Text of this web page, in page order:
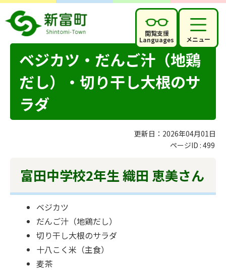
閲覧支援
Languages メニュー
ベジカツ・だんご汁（地鶏
だし）・切り干し大根のサ
ラダ
更新日：2026年04月01日
ページID : 499
富田中学校2年生 織田 恵美さん
ベジカツ
だんご汁（地鶏だし）
切り干し大根のサラダ
十八こく米（主食）
麦茶